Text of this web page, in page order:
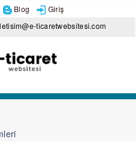
Blog Giriş
ticaretwebsitesi.com